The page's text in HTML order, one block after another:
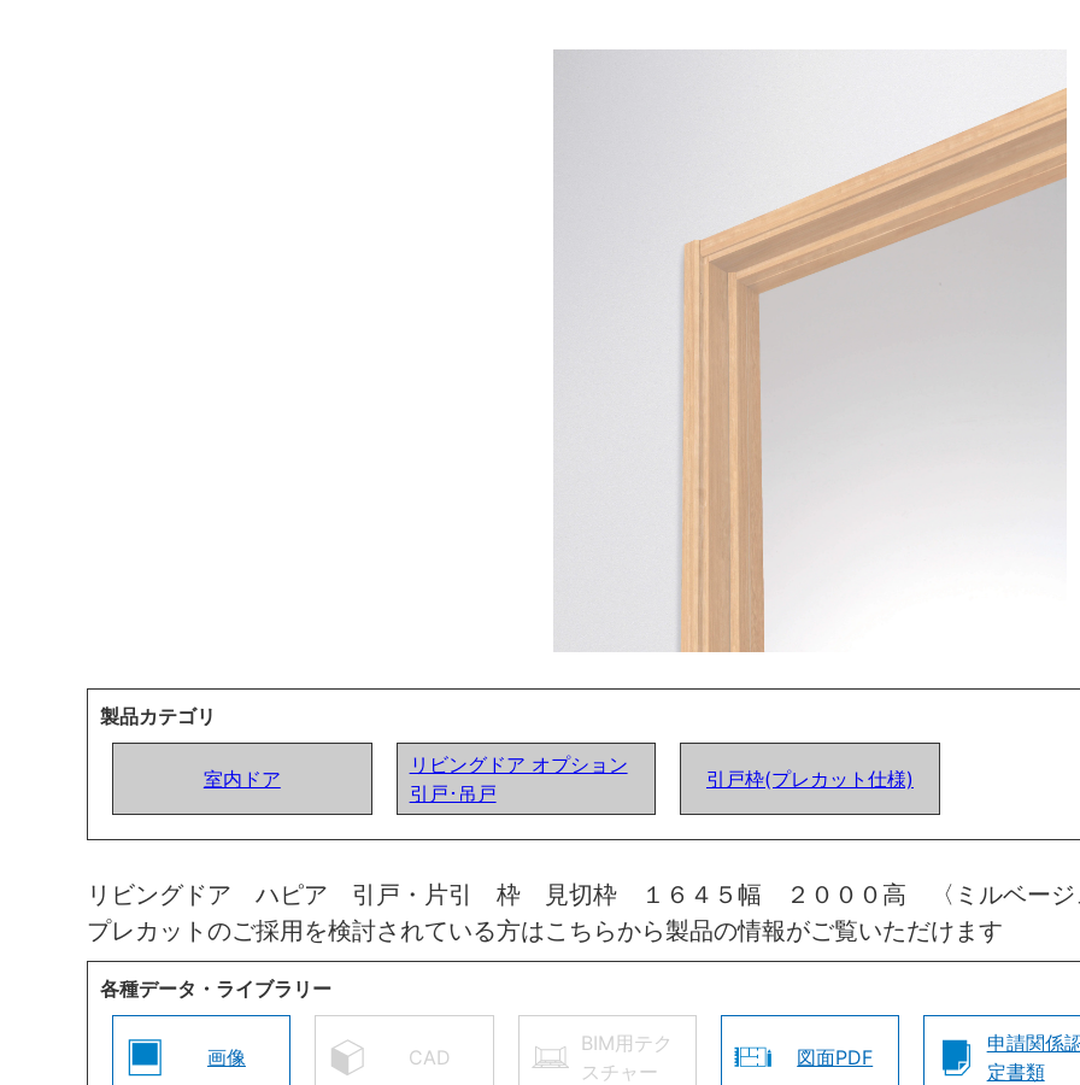
製品カテゴリ
室内ドア
リビングドア オプション
引戸･吊戸
引戸枠(プレカット仕様)
リビングドア ハピア 引戸・片引 枠 見切枠 １６４５幅 ２０００高 〈ミルベ
プレカットのご採用を検討されている方はこちらから製品の情報がご覧いただけます
各種データ・ライブラリー
画像 CAD
BIM用テク
スチャー
図面PDF
申請関係
定書類